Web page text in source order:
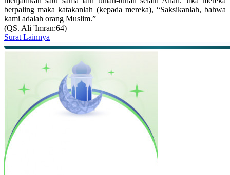
berpaling maka katakanlah (kepada mereka), “Saksikanlah, bahwa
kami adalah orang Muslim.”
(QS. Ali 'Imran:64)
Surat Lainnya